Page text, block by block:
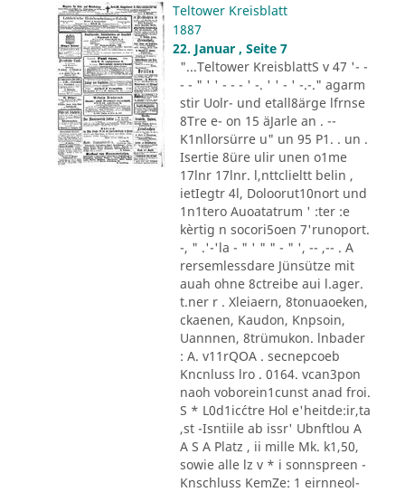
Teltower Kreisblatt
1887
22. Januar , Seite 7
"...Teltower KreisblattS v 47 '- -
- - " ' ' - - - ' -. ' ' - ' -.-." agarm
stir Uolr- und etall8ärge lfrnse
8Tre e- on 15 äJarle an . --
K1nllorsürre u" un 95 P1. . un .
Isertie 8üre ulir unen o1me
17lnr 17lnr. l,nttclieltt belin ,
ietIegtr 4l, Doloorut10nort und
1n1tero Auoatatrum ' :ter :e
kèrtig n socori5oen 7'runoport.
-, " .'-'la - " ' " " - " ', -- ,-- . A
rersemlessdare Jünsütze mit
auah ohne 8ctreibe aui l.ager.
t.ner r . Xleiaern, 8tonuaoeken,
ckaenen, Kaudon, Knpsoin,
Uannnen, 8trümukon. lnbader
: A. v11rQOA . secnepcoeb
Kncnluss lro . 0164. vcan3pon
naoh voborein1cunst anad froi.
S * L0d1ic´ctre Hol e'heitde:ir,ta
,st -Isntiile ab issr' Ubnftlou A
A S A Platz , ii mille Mk. k1,50,
sowie alle lz v * i sonnspreen -
Knschluss KemZe: 1 eirnneol-